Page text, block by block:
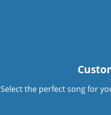
Select the perfect song for